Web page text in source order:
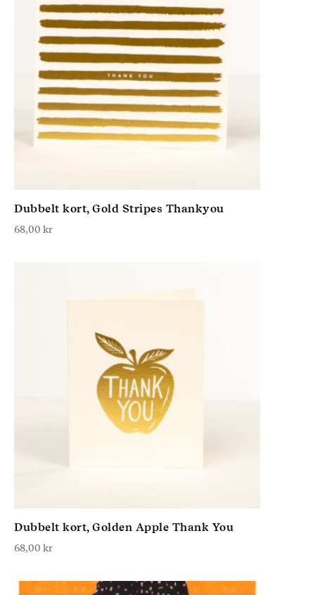
Dubbelt kort, Gold Stripes Thankyou
68,00 kr
Dubbelt kort, Golden Apple Thank You
68,00 kr